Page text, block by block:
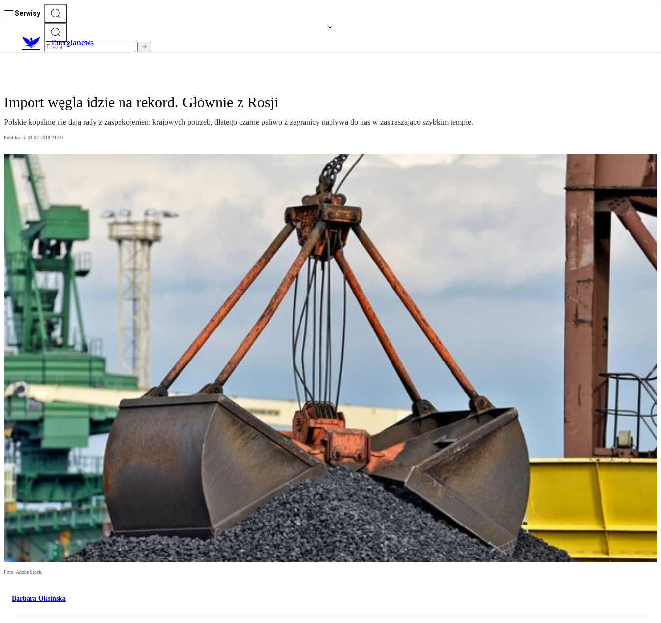
Serwisy
Energianews
Import węgla idzie na rekord. Głównie z Rosji
Polskie kopalnie nie dają rady z zaspokojeniem krajowych potrzeb, dlatego czarne paliwo z zagranicy napływa do nas w zastraszająco szybkim tempie.
Publikacja: 03.07.2018 21:00
Foto: Adobe Stock
Barbara Oksińska